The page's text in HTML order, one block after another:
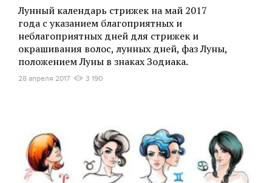
Лунный календарь стрижек на май 2017
года с указанием благоприятных и
неблагоприятных дней для стрижек и
окрашивания волос, лунных дней, фаз Луны,
положением Луны в знаках Зодиака.
28 апреля 2017 3 190